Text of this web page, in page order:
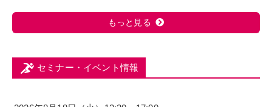
もっと見る
セミナー・イベント情報